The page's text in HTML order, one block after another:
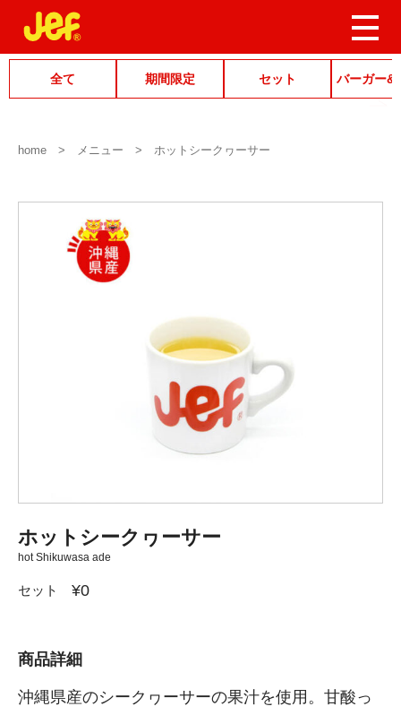
全て 期間限定 セット バーガー&
home メニュー ホットシークヮーサー
ホットシークヮーサー
hot Shikuwasa ade
セット ¥0
商品詳細
沖縄県産のシークヮーサーの果汁を使用。甘酸っ